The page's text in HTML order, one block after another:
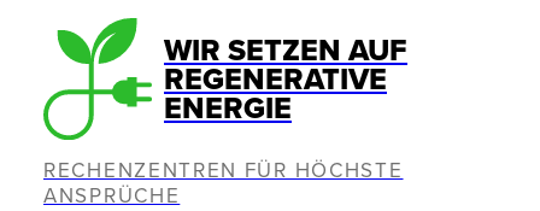
WIR SETZEN AUF
REGENERATIVE
ENERGIE
RECHENZENTREN FÜR HÖCHSTE
ANSPRÜCHE